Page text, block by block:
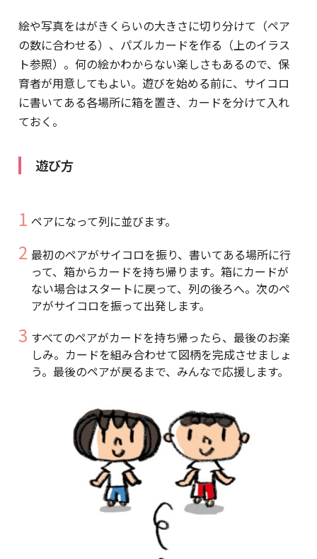
絵や写真をはがきくらいの大きさに切り分けて（ペア
の数に合わせる）、パズルカードを作る（上のイラス
ト参照）。何の絵かわからない楽しさもあるので、保
育者が用意してもよい。遊びを始める前に、サイコロ
に書いてある各場所に箱を置き、カードを分けて入れ
ておく。
遊び方
ペアになって列に並びます。
最初のペアがサイコロを振り、書いてある場所に行
って、箱からカードを持ち帰ります。箱にカードが
ない場合はスタートに戻って、列の後ろへ。次のペ
アがサイコロを振って出発します。
すべてのペアがカードを持ち帰ったら、最後のお楽
しみ。カードを組み合わせて図柄を完成させましょ
う。最後のペアが戻るまで、みんなで応援します。